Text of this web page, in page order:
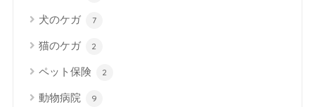
犬のケガ 7
猫のケガ 2
ペット保険 2
動物病院 9